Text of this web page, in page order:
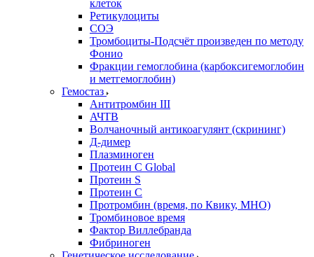
клеток
Ретикулоциты
СОЭ
Тромбоциты-Подсчёт произведен по методу
Фонио
Фракции гемоглобина (карбоксигемоглобин
и метгемоглобин)
Гемостаз
Антитромбин III
АЧТВ
Волчаночный антикоагулянт (скрининг)
Д-димер
Плазминоген
Протеин C Global
Протеин S
Протеин С
Протромбин (время, по Квику, МНО)
Тромбиновое время
Фактор Виллебранда
Фибриноген